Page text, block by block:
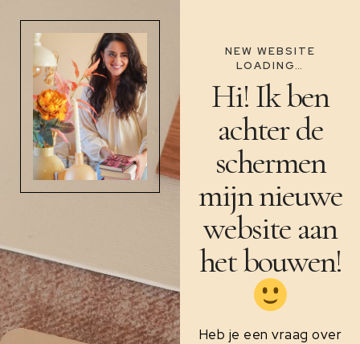
NEW WEBSITE
LOADING…
Hi! Ik ben
achter de
schermen
mijn nieuwe
website aan
het bouwen!
Heb je een vraag over